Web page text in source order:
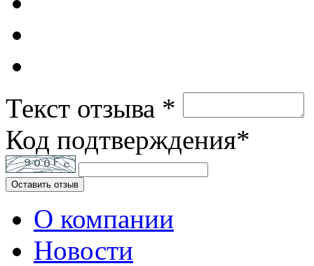
Текст отзыва *
Код подтверждения*
Оставить отзыв
О компании
Новости